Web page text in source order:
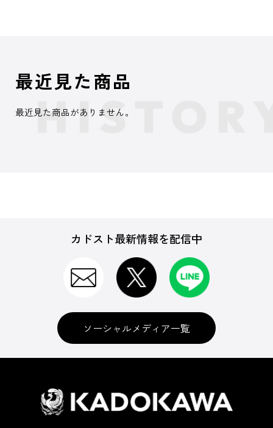
最近見た商品
最近見た商品がありません。
カドスト最新情報を配信中
ソーシャルメディア一覧